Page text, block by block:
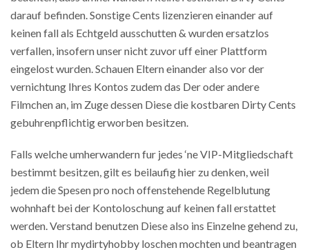
darauf befinden. Sonstige Cents lizenzieren einander auf
keinen fall als Echtgeld ausschutten & wurden ersatzlos
verfallen, insofern unser nicht zuvor uff einer Plattform
eingelost wurden. Schauen Eltern einander also vor der
vernichtung Ihres Kontos zudem das Der oder andere
Filmchen an, im Zuge dessen Diese die kostbaren Dirty Cents
gebuhrenpflichtig erworben besitzen.
Falls welche umherwandern fur jedes ‘ne VIP-Mitgliedschaft
bestimmt besitzen, gilt es beilaufig hier zu denken, weil
jedem die Spesen pro noch offenstehende Regelblutung
wohnhaft bei der Kontoloschung auf keinen fall erstattet
werden. Verstand benutzen Diese also ins Einzelne gehend zu,
ob Eltern Ihr mydirtyhobby loschen mochten und beantragen